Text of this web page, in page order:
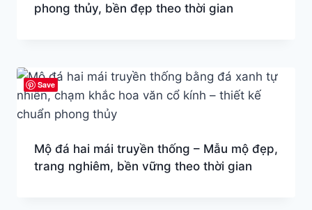
phong thủy, bền đẹp theo thời gian
Save
Mộ đá hai mái truyền thống – Mẫu mộ đẹp,
trang nghiêm, bền vững theo thời gian